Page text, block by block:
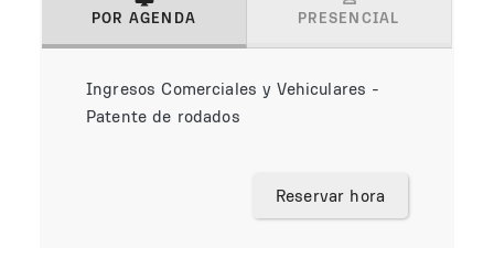
POR AGENDA
PRESENCIAL
Ingresos Comerciales y Vehiculares -
Patente de rodados
Reservar hora